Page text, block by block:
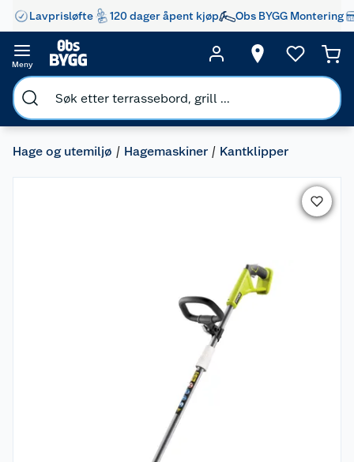
Lavprisløfte 120 dager åpent kjøp Obs BYGG Montering
Meny
Hage og utemiljø Hagemaskiner Kantklipper